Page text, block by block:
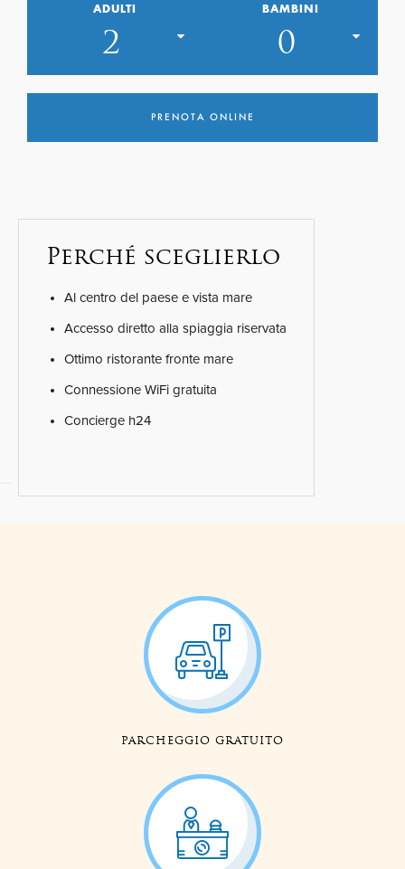
ADULTI
2
BAMBINI
0
Perché sceglierlo
Al centro del paese e vista mare
Accesso diretto alla spiaggia riservata
Ottimo ristorante fronte mare
Connessione WiFi gratuita
Concierge h24
PARCHEGGIO GRATUITO